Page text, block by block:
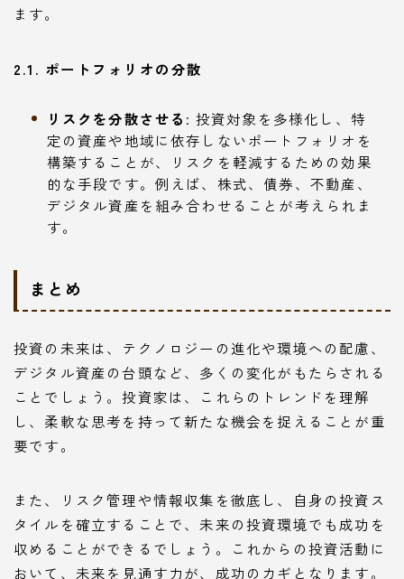
ます。
2.1. ポートフォリオの分散
リスクを分散させる : 投資対象を多様化し、特
定の資産や地域に依存しないポートフォリオを
構築することが、リスクを軽減するための効果
的な手段です。例えば、株式、債券、不動産、
デジタル資産を組み合わせることが考えられま
す。
まとめ
投資の未来は、テクノロジーの進化や環境への配慮、
デジタル資産の台頭など、多くの変化がもたらされる
ことでしょう。投資家は、これらのトレンドを理解
し、柔軟な思考を持って新たな機会を捉えることが重
要です。
また、リスク管理や情報収集を徹底し、自身の投資ス
タイルを確立することで、未来の投資環境でも成功を
収めることができるでしょう。これからの投資活動に
おいて、未来を見通す力が、成功のカギとなります。